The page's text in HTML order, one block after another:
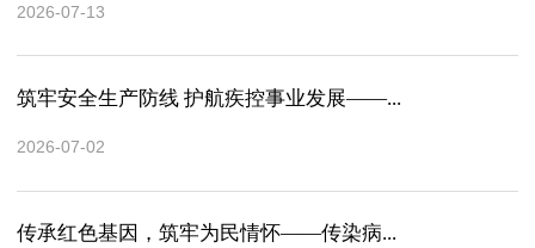
2026-07-13
筑牢安全生产防线 护航疾控事业发展——...
2026-07-02
传承红色基因，筑牢为民情怀——传染病...